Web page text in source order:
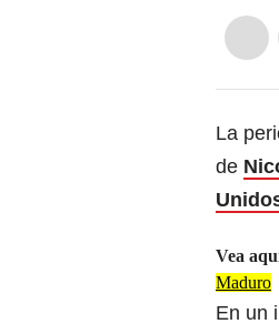
La
de
Vea
Maduro
En un